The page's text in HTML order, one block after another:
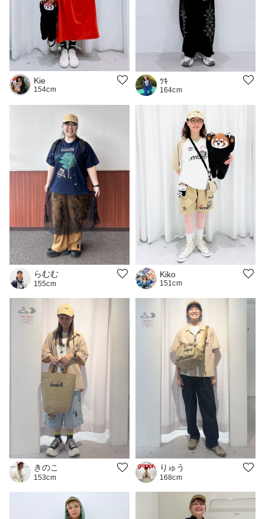
Kie
154cm
ﾂｷ
164cm
らむむ
155cm
Kiko
151cm
きのこ
153cm
りゅう
168cm